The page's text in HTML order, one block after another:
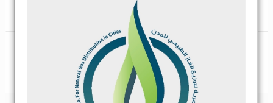
تغريدة مشاركة